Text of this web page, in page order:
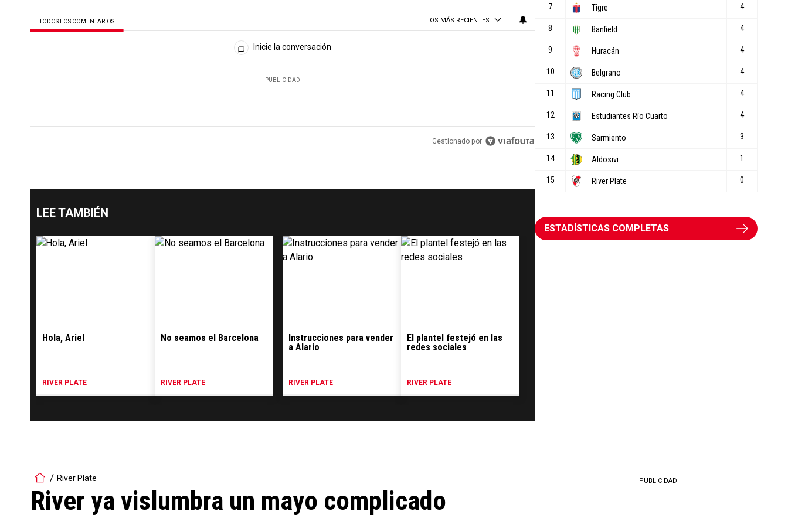
TODOS LOS COMENTARIOS LOS MÁS RECIENTES
Inicie la conversación
PUBLICIDAD
Gestionado por
LEE TAMBIÉN
Hola, Ariel
RIVER PLATE
No seamos el Barcelona
RIVER PLATE
Instrucciones para vender
a Alario
RIVER PLATE
El plantel festejó en las
redes sociales
RIVER PLATE
ESTADÍSTICAS COMPLETAS
River Plate
River ya vislumbra un mayo complicado
PUBLICIDAD